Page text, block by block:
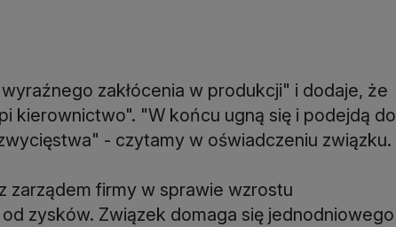
zakłócenia w produkcji" i dodaje, że
kierownictwo". "W końcu ugną się i podejdą do
- czytamy w oświadczeniu związku.
zarządem firmy w sprawie wzrostu
zysków. Związek domaga się jednodniowego